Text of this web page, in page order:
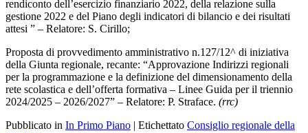
rendiconto dell’esercizio finanziario 2022, della relazione sulla
gestione 2022 e del Piano degli indicatori di bilancio e dei risultati
attesi ” – Relatore: S. Cirillo;
Proposta di provvedimento amministrativo n.127/12^ di iniziativa
della Giunta regionale, recante: “Approvazione Indirizzi regionali
per la programmazione e la definizione del dimensionamento della
rete scolastica e dell’offerta formativa – Linee Guida per il triennio
2024/2025 – 2026/2027” – Relatore: P. Straface. (rrc)
Pubblicato in In Primo Piano | Etichettato Consiglio regionale della